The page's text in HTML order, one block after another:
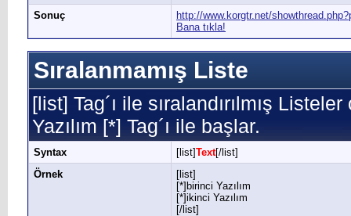
Sonuç
http://www.korgtr.net/
Bana tıkla!
Sıralanmamış Liste
[list] Tag´ı ile sıralandırılmış
Yazılım [*] Tag´ı ile başlar.
Syntax [list]Text[/list]
Örnek
[list]
[*]birinci Yazılım
[*]ikinci Yazılım
[/list]